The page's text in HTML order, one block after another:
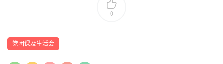
0
党团课及生活会